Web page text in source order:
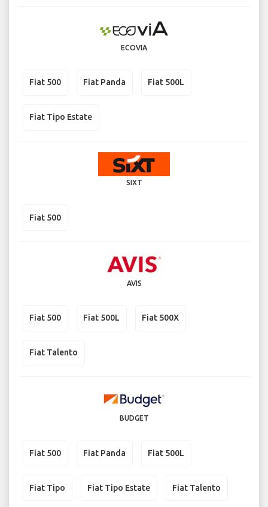
ECOVIA
Fiat 500 Fiat Panda Fiat 500L
Fiat Tipo Estate
SIXT
Fiat 500
AVIS
Fiat 500 Fiat 500L Fiat 500X
Fiat Talento
BUDGET
Fiat 500 Fiat Panda Fiat 500L
Fiat Tipo Fiat Tipo Estate Fiat Talento